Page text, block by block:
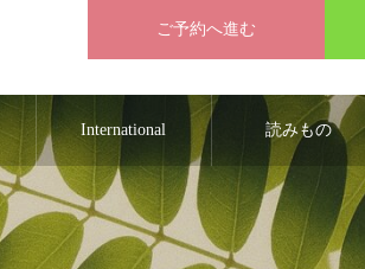
ご予約へ進む
International 読みもの